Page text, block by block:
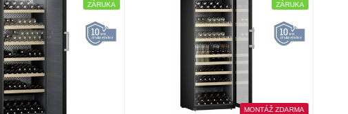
ZÁRUKA
ZÁRUKA
MONTÁŽ ZDARMA